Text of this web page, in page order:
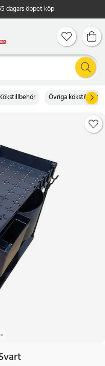
dagars öppet köp
Kökstillbehör Övriga kökstillbehör